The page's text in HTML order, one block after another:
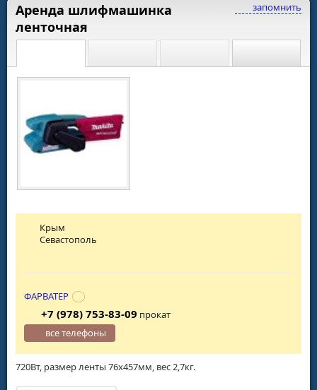
запомнить
Аренда шлифмашинка
ленточная
720Вт, размер ленты 76х457мм, вес 2,7кг.
Крым
Севастополь
ФАРВАТЕР
+7 (978) 753-83-09 прокат
все телефоны